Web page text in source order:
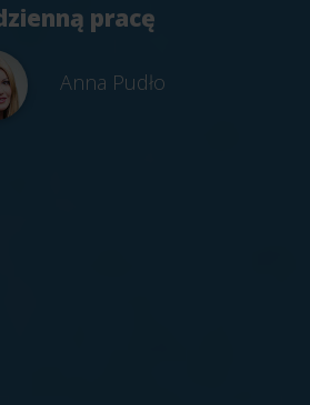
pracę
Anna Pudło